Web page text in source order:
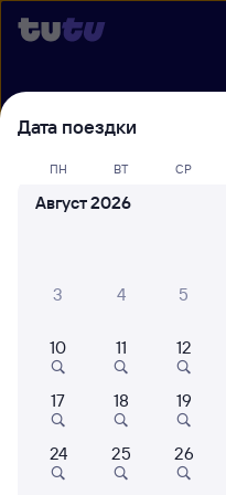
билеты
Канск-
22 года работаем для
Куда
Когда
Кто едет
Дата поездки
ПН ВТ СР
Август 2026
3 4 5
10 11 12
17 18 19
24 25 26